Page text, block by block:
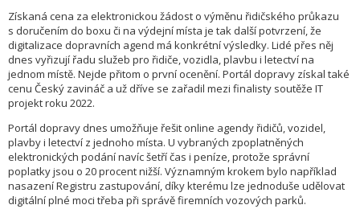
Získaná cena za elektronickou žádost o výměnu řidičského průkazu
s doručením do boxu či na výdejní místa je tak další potvrzení, že
digitalizace dopravních agend má konkrétní výsledky. Lidé přes něj
dnes vyřizují řadu služeb pro řidiče, vozidla, plavbu i letectví na
jednom místě. Nejde přitom o první ocenění. Portál dopravy získal také
cenu Český zavináč a už dříve se zařadil mezi finalisty soutěže IT
projekt roku 2022.
Portál dopravy dnes umožňuje řešit online agendy řidičů, vozidel,
plavby i letectví z jednoho místa. U vybraných zpoplatněných
elektronických podání navíc šetří čas i peníze, protože správní
poplatky jsou o 20 procent nižší. Významným krokem bylo například
nasazení Registru zastupování, díky kterému lze jednoduše udělovat
digitální plné moci třeba při správě firemních vozových parků.